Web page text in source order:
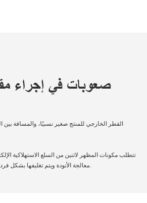
صعوبات في إجراء
معالجة الأنودة ويتم تغليفها بشكل فردي في صناديق مشكلة بالتفريغ.